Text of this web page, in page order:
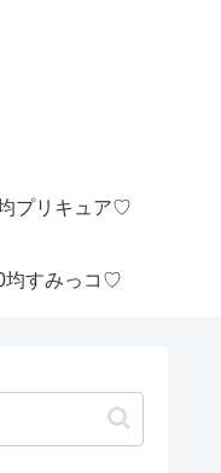
プリキュア♡
均すみっコ♡